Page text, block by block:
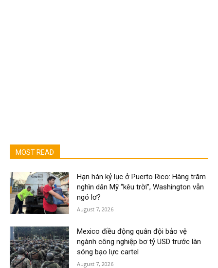
MOST READ
Hạn hán kỷ lục ở Puerto Rico: Hàng trăm
nghìn dân Mỹ “kêu trời”, Washington vẫn
ngó lơ?
August 7, 2026
Mexico điều động quân đội bảo vệ
ngành công nghiệp bơ tỷ USD trước làn
sóng bạo lực cartel
August 7, 2026